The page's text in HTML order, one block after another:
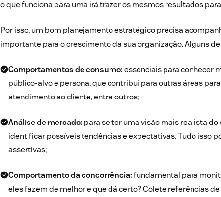
o que funciona para uma irá trazer os mesmos resultados
Por isso, um bom planejamento estratégico precisa
importante para o crescimento da sua organização. Alguns
Comportamentos de consumo:essenciais para conhecer
público-alvo e persona, que contribui para outras áreas
atendimento ao cliente, entre outros;
Análise de mercado: para se ter uma visão mais realista
identificar possíveis tendências e expectativas. Tudo isso
assertivas;
Comportamento da concorrência:fundamental para
eles fazem de melhor e que dá certo? Colete referências